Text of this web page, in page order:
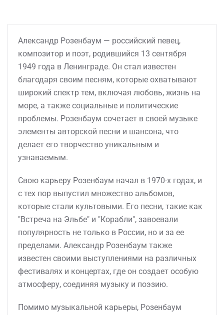
Александр Розенбаум — российский певец,
композитор и поэт, родившийся 13 сентября
1949 года в Ленинграде. Он стал известен
благодаря своим песням, которые охватывают
широкий спектр тем, включая любовь, жизнь на
море, а также социальные и политические
проблемы. Розенбаум сочетает в своей музыке
элементы авторской песни и шансона, что
делает его творчество уникальным и
узнаваемым.
Свою карьеру Розенбаум начал в 1970-х годах, и
с тех пор выпустил множество альбомов,
которые стали культовыми. Его песни, такие как
"Встреча на Эльбе" и "Корабли", завоевали
популярность не только в России, но и за ее
пределами. Александр Розенбаум также
известен своими выступлениями на различных
фестивалях и концертах, где он создает особую
атмосферу, соединяя музыку и поэзию.
Помимо музыкальной карьеры, Розенбаум